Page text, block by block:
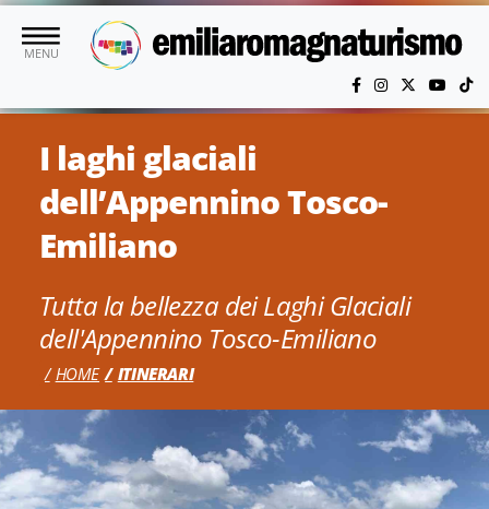
Vai al contenuto principale
MENU
I laghi glaciali
dell’Appennino Tosco-
Emiliano
Tutta la bellezza dei Laghi Glaciali
dell'Appennino Tosco-Emiliano
HOME ITINERARI